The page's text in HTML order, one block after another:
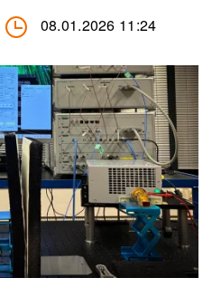
08.01.2026 11:24